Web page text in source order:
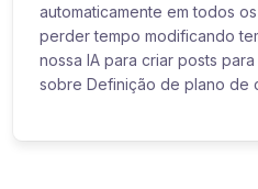
automaticamente em todos
perder tempo modificando
nossa IA para criar posts
sobre Definição de plano de